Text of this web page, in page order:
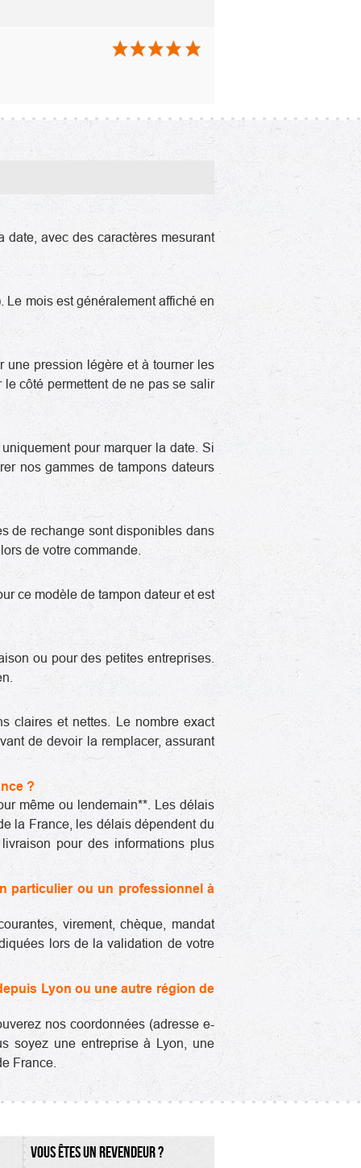
date, avec des caractères mesurant
Le mois est généralement affiché en
une pression légère et à tourner les
côté permettent de ne pas se salir
pour marquer la date. Si
nos gammes de tampons dateurs
de rechange sont disponibles dans
de votre commande.
ce modèle de tampon dateur et est
ou pour des petites entreprises.
claires et nettes. Le nombre exact
de devoir la remplacer, assurant
?
même ou lendemain**. Les délais
la France, les délais dépendent du
pour des informations plus
particulier ou un professionnel à
virement, chèque, mandat
lors de la validation de votre
Lyon ou une autre région de
nos coordonnées (adresse e-
soyez une entreprise à Lyon, une
France.
VOUS ÊTES UN REVENDEUR ?